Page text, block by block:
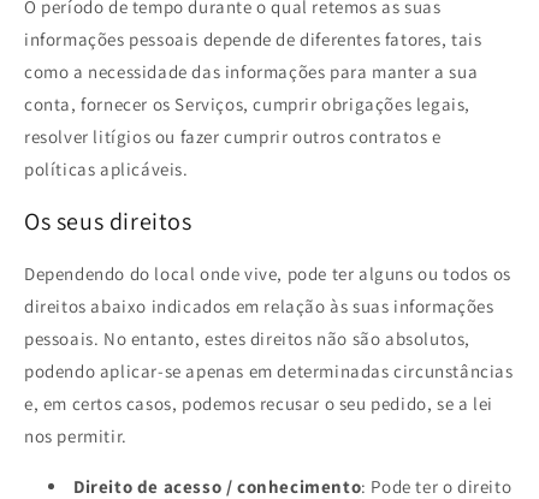
O período de tempo durante o qual retemos as suas
informações pessoais depende de diferentes fatores, tais
como a necessidade das informações para manter a sua
conta, fornecer os Serviços, cumprir obrigações legais,
resolver litígios ou fazer cumprir outros contratos e
políticas aplicáveis.
Os seus direitos
Dependendo do local onde vive, pode ter alguns ou todos os
direitos abaixo indicados em relação às suas informações
pessoais. No entanto, estes direitos não são absolutos,
podendo aplicar-se apenas em determinadas circunstâncias
e, em certos casos, podemos recusar o seu pedido, se a lei
nos permitir.
Direito de acesso / conhecimento: Pode ter o direito